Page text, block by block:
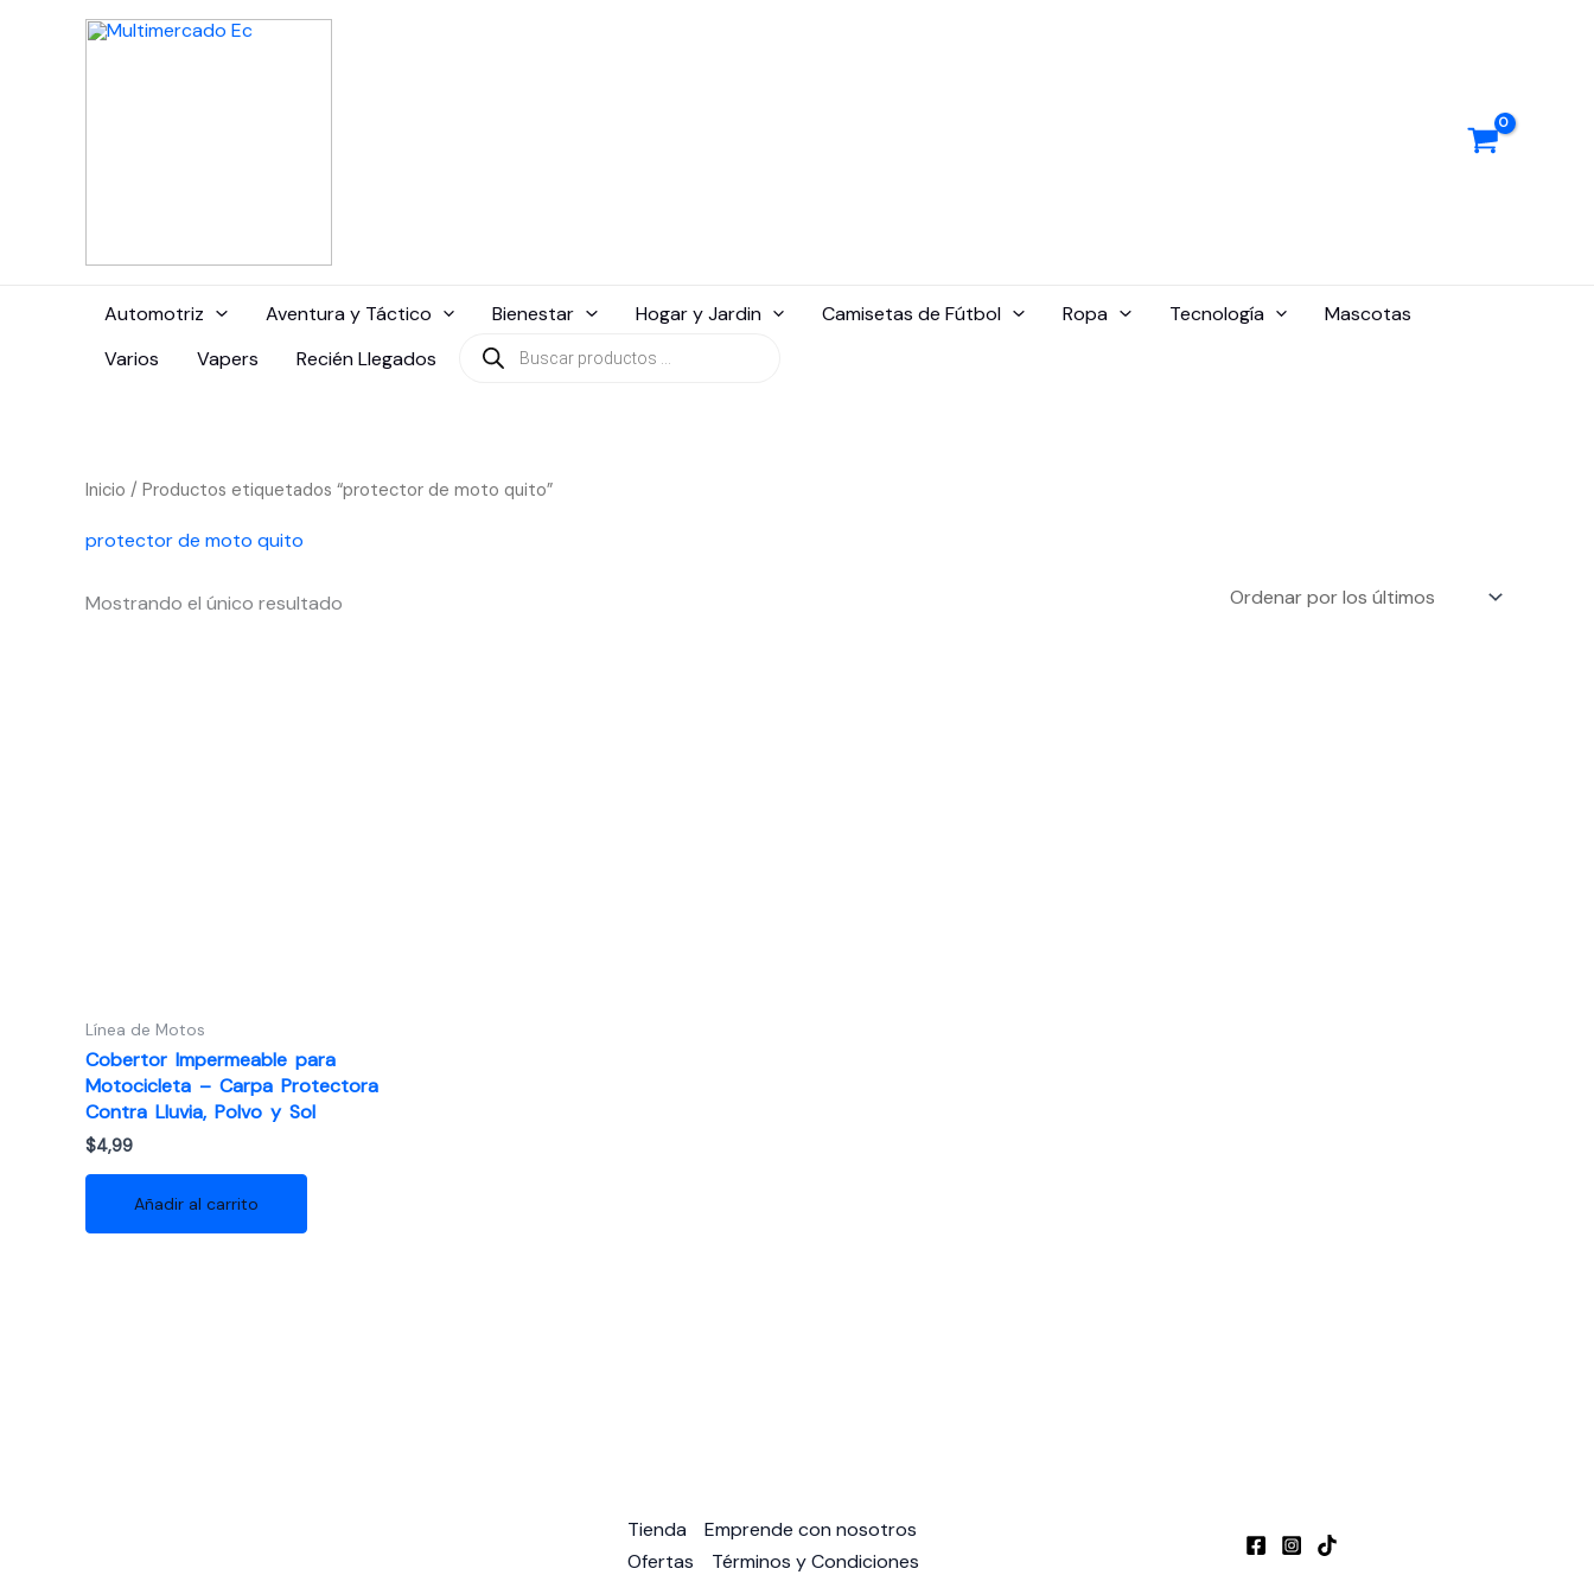
Automotriz Aventura y Táctico Bienestar Hogar y Jardin Camisetas de Fútbol Ropa Tecnología
Mascotas
Varios
Vapers Recién Llegados
Búsqueda
Inicio / Productos etiquetados “protector de moto quito”
protector de moto quito
Mostrando el único resultado
Línea de Motos
Cobertor Impermeable para
Motocicleta – Carpa Protectora
Contra Lluvia, Polvo y Sol
$4,99
Añadir al carrito
Tienda
Emprende con nosotros
Ofertas
Términos y Condiciones